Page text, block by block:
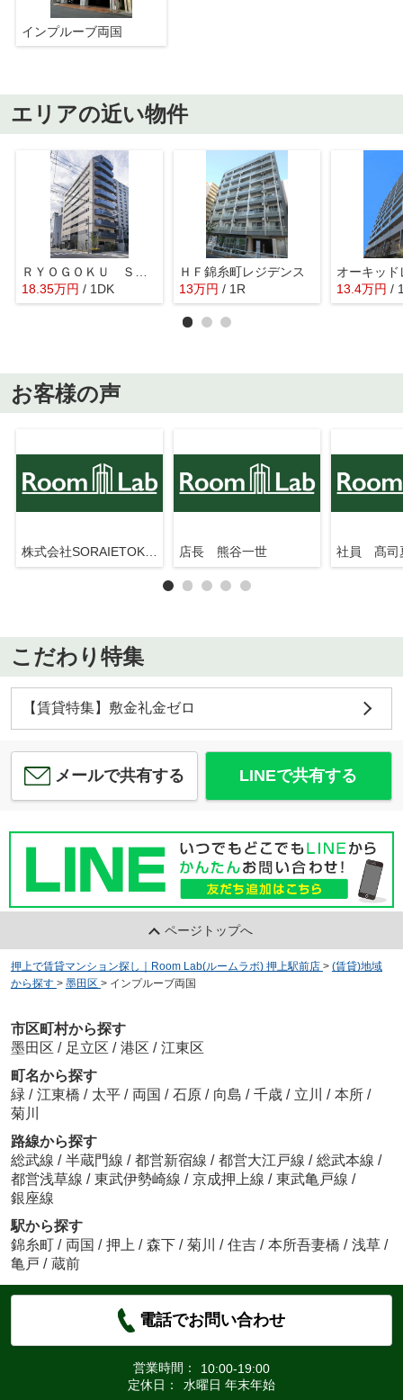
インプルーブ両国
エリアの近い物件
ＲＹＯＧＯＫＵ ＳＴＡＴＩＯＮ ＲＥＳＩＤＥＮＣＥ
18.35万円 / 1DK
ＨＦ錦糸町レジデンス
13万円 / 1R 13.4万円 /
お客様の声
株式会社SORAIETOKYO押上駅前店 店長 熊谷一世 社員 髙司
こだわり特集
【賃貸特集】敷金礼金ゼロ
メールで共有する LINEで共有する
ページトップへ
押上で賃貸マンション探し｜Room Lab(ルームラボ) 押上駅前店 > (賃貸)地域
から探す > 墨田区 > インプルーブ両国
市区町村から探す
墨田区 / 足立区 / 港区 / 江東区
町名から探す
緑 / 江東橋 / 太平 / 両国 / 石原 / 向島 / 千歳 / 立川 / 本所 /
菊川
路線から探す
総武線 / 半蔵門線 / 都営新宿線 / 都営大江戸線 / 総武本線 /
都営浅草線 / 東武伊勢崎線 / 京成押上線 / 東武亀戸線 /
銀座線
駅から探す
錦糸町 / 両国 / 押上 / 森下 / 菊川 / 住吉 / 本所吾妻橋 / 浅草 /
亀戸 / 蔵前
電話でお問い合わせ
営業時間：
10:00-19:00
定休日：
水曜日 年末年始